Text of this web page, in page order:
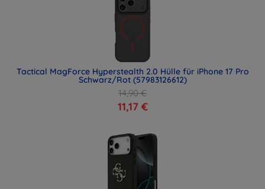
Tactical MagForce Hyperstealth 2.0 Hülle für iPhone 17 Pro
Schwarz/Rot (57983126612)
14,90 €
11,17 €